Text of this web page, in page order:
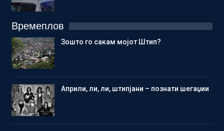
Времеплов
Зошто го сакам мојот Штип?
Aприли, ли, ли, штипјани – познати шегаџии